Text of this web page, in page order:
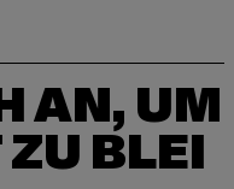
AN, UM
BLEI